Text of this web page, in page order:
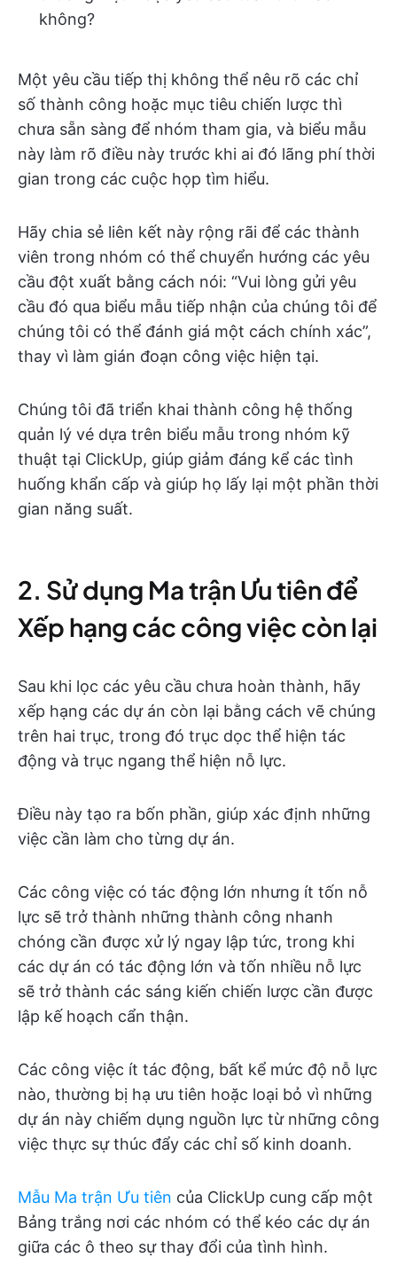
không?
Một yêu cầu tiếp thị không thể nêu rõ các chỉ
số thành công hoặc mục tiêu chiến lược thì
chưa sẵn sàng để nhóm tham gia, và biểu mẫu
này làm rõ điều này trước khi ai đó lãng phí thời
gian trong các cuộc họp tìm hiểu.
Hãy chia sẻ liên kết này rộng rãi để các thành
viên trong nhóm có thể chuyển hướng các yêu
cầu đột xuất bằng cách nói: “Vui lòng gửi yêu
cầu đó qua biểu mẫu tiếp nhận của chúng tôi để
chúng tôi có thể đánh giá một cách chính xác”,
thay vì làm gián đoạn công việc hiện tại.
Chúng tôi đã triển khai thành công hệ thống
quản lý vé dựa trên biểu mẫu trong nhóm kỹ
thuật tại ClickUp, giúp giảm đáng kể các tình
huống khẩn cấp và giúp họ lấy lại một phần thời
gian năng suất.
2. Sử dụng Ma trận Ưu tiên để
Xếp hạng các công việc còn lại
Sau khi lọc các yêu cầu chưa hoàn thành, hãy
xếp hạng các dự án còn lại bằng cách vẽ chúng
trên hai trục, trong đó trục dọc thể hiện tác
động và trục ngang thể hiện nỗ lực.
Điều này tạo ra bốn phần, giúp xác định những
việc cần làm cho từng dự án.
Các công việc có tác động lớn nhưng ít tốn nỗ
lực sẽ trở thành những thành công nhanh
chóng cần được xử lý ngay lập tức, trong khi
các dự án có tác động lớn và tốn nhiều nỗ lực
sẽ trở thành các sáng kiến chiến lược cần được
lập kế hoạch cẩn thận.
Các công việc ít tác động, bất kể mức độ nỗ lực
nào, thường bị hạ ưu tiên hoặc loại bỏ vì những
dự án này chiếm dụng nguồn lực từ những công
việc thực sự thúc đẩy các chỉ số kinh doanh.
Mẫu Ma trận Ưu tiên của ClickUp cung cấp một
Bảng trắng nơi các nhóm có thể kéo các dự án
giữa các ô theo sự thay đổi của tình hình.